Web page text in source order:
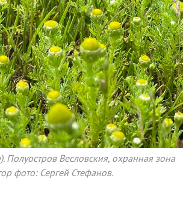
Весловския, охранная зона
фото: Сергей Стефанов.